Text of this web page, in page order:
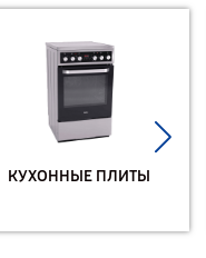
КУХОННЫЕ ПЛИТЫ